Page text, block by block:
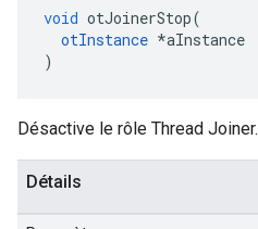
void otJoinerStop(
otInstance *aInstance
)
Désactive le rôle Thread Joiner.
Détails